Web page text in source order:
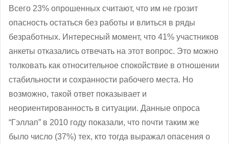
Всего 23% опрошенных считают, что им не грозит
опасность остаться без работы и влиться в ряды
безработных. Интересный момент, что 41% участников
анкеты отказались отвечать на этот вопрос. Это можно
толковать как относительное спокойствие в отношении
стабильности и сохранности рабочего места. Но
возможно, такой ответ показывает и
неориентированность в ситуации. Данные опроса
“Гэллап” в 2010 году показали, что почти таким же
было число (37%) тех, кто тогда выражал опасения о